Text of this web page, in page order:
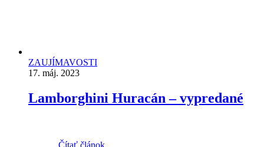
ZAUJÍMAVOSTI
17. máj. 2023
Lamborghini Huracán – vypredané
Čítať článok